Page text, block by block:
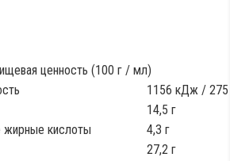
(100 г / мл)
1156 кДж / 275
14,5 г
кислоты
4,3 г
27,2 г